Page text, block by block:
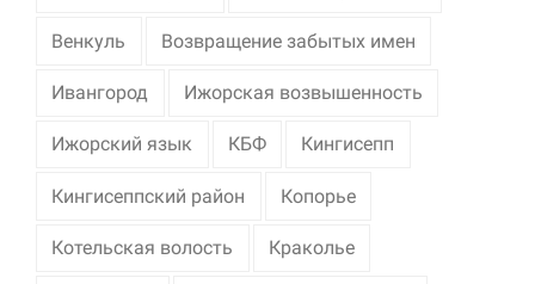
Венкуль Возвращение забытых имен
Ивангород Ижорская возвышенность
Ижорский язык КБФ Кингисепп
Кингисеппский район Копорье
Котельская волость Краколье